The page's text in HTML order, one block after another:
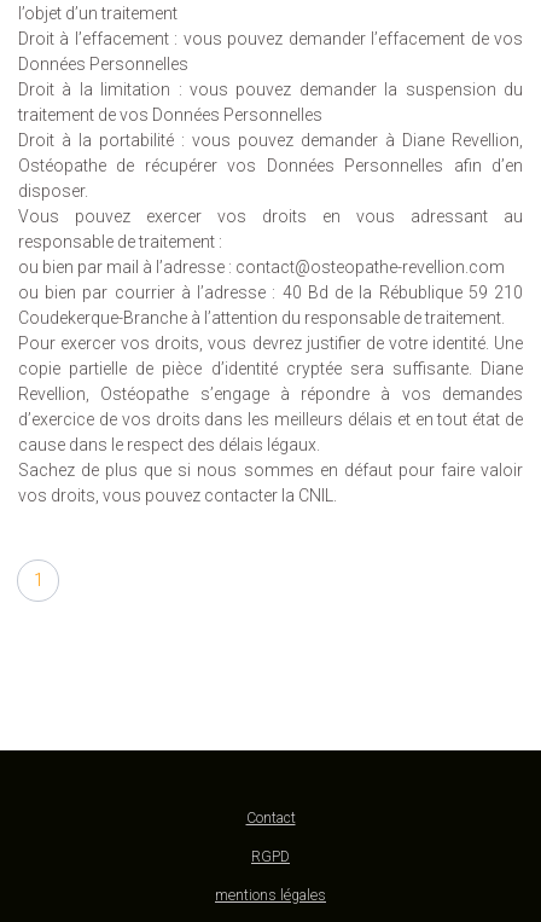
l’objet d’un traitement
Droit à l’effacement : vous pouvez demander l’effacement de vos
Données Personnelles
Droit à la limitation : vous pouvez demander la suspension du
traitement de vos Données Personnelles
Droit à la portabilité : vous pouvez demander à Diane Revellion,
Ostéopathe de récupérer vos Données Personnelles afin d’en
disposer.
Vous pouvez exercer vos droits en vous adressant au
responsable de traitement :
ou bien par mail à l’adresse : contact@osteopathe-revellion.com
ou bien par courrier à l’adresse : 40 Bd de la Rébublique 59 210
Coudekerque-Branche à l’attention du responsable de traitement.
Pour exercer vos droits, vous devrez justifier de votre identité. Une
copie partielle de pièce d’identité cryptée sera suffisante. Diane
Revellion, Ostéopathe s’engage à répondre à vos demandes
d’exercice de vos droits dans les meilleurs délais et en tout état de
cause dans le respect des délais légaux.
Sachez de plus que si nous sommes en défaut pour faire valoir
vos droits, vous pouvez contacter la CNIL.
1
Contact
RGPD
mentions légales